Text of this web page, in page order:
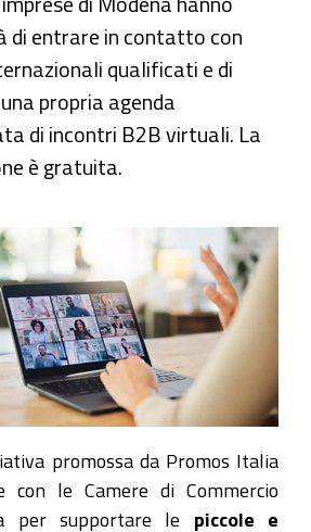
di entrare in contatto con
qualificati e di
propria agenda
di incontri B2B virtuali. La
è gratuita.
promossa da Promos Italia
con le Camere di Commercio
per supportare le piccole e